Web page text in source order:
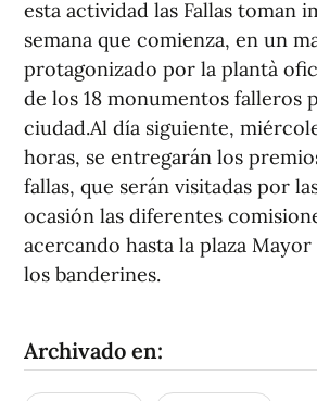
esta actividad las Fallas toman
semana que comienza, en un
protagonizado por la plantà
de los 18 monumentos falleros
ciudad.Al día siguiente,
horas, se entregarán los
fallas, que serán visitadas por
ocasión las diferentes
acercando hasta la plaza
los banderines.
Archivado en: